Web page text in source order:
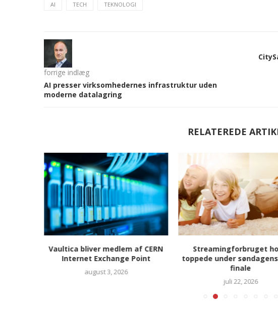
AI TECH TEKNOLOGI
forrige indlæg
AI presser virksomhedernes infrastruktur uden
moderne datalagring
RELATEREDE
Vaultica bliver medlem af CERN
Internet Exchange Point
august 3, 2026
Streamingforbruget
toppede under
finale
juli 22, 2026